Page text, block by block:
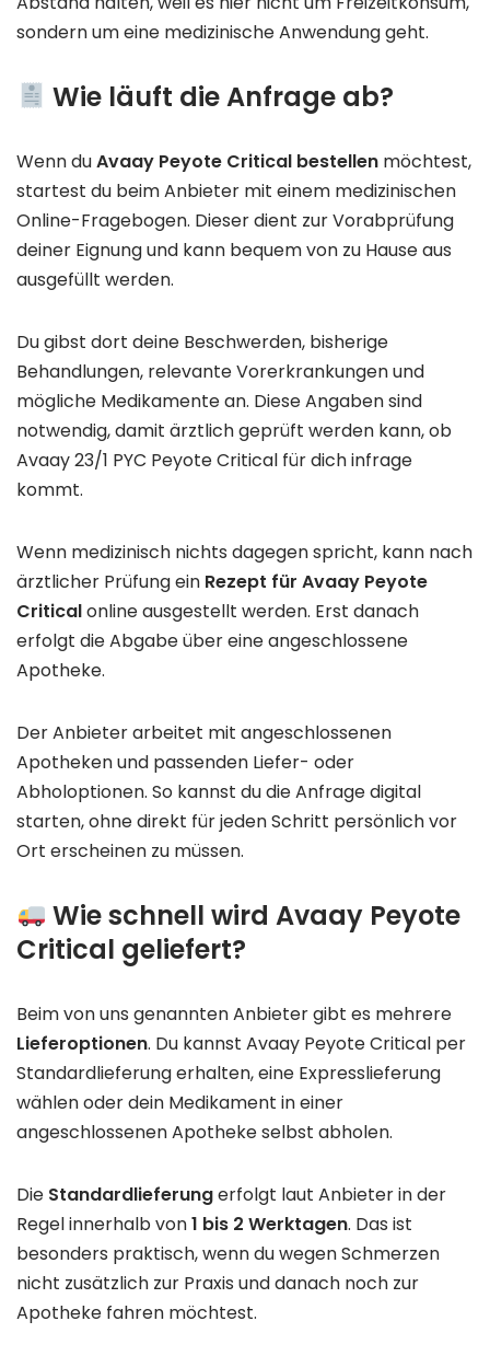
sondern um eine medizinische Anwendung geht.
Wie läuft die Anfrage ab?
Wenn duAvaay Peyote Critical bestellen möchtest,
startest du beim Anbieter mit einem medizinischen
Online-Fragebogen. Dieser dient zur Vorabprüfung
deiner Eignung und kann bequem von zu Hause aus
ausgefüllt werden.
Du gibst dort deine Beschwerden, bisherige
Behandlungen, relevante Vorerkrankungen und
mögliche Medikamente an. Diese Angaben sind
notwendig, damit ärztlich geprüft werden kann, ob
Avaay 23/1 PYC Peyote Critical für dich infrage
kommt.
Wenn medizinisch nichts dagegen spricht, kann nach
ärztlicher Prüfung ein Rezept für Avaay Peyote
Criticalonline ausgestellt werden. Erst danach
erfolgt die Abgabe über eine angeschlossene
Apotheke.
Der Anbieter arbeitet mit angeschlossenen
Apotheken und passenden Liefer- oder
Abholoptionen. So kannst du die Anfrage digital
starten, ohne direkt für jeden Schritt persönlich vor
Ort erscheinen zu müssen.
Wie schnell wird Avaay Peyote
Critical geliefert?
Beim von uns genannten Anbieter gibt es mehrere
Lieferoptionen. Du kannst Avaay Peyote Critical per
Standardlieferung erhalten, eine Expresslieferung
wählen oder dein Medikament in einer
angeschlossenen Apotheke selbst abholen.
Die Standardlieferungerfolgt laut Anbieter in der
Regel innerhalb von1 bis 2 Werktagen. Das ist
besonders praktisch, wenn du wegen Schmerzen
nicht zusätzlich zur Praxis und danach noch zur
Apotheke fahren möchtest.